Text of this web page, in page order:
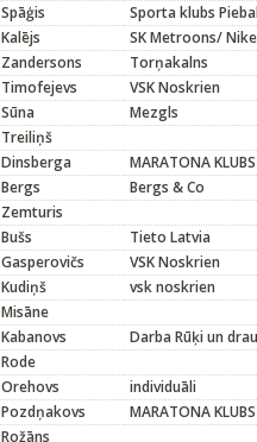
Spāģis
Sporta klubs
Kalējs
SK Metroons/
Zandersons
Torņakalns
Timofejevs
VSK Noskrien
Sūna
Mezgls
Treiliņš
Dinsberga
MARATONA KLUBS
Bergs
Bergs & Co
Zemturis
Bušs
Tieto Latvia
Gasperovičs
VSK Noskrien
Kudiņš
vsk noskrien
Misāne
Kabanovs
Darba Rūķi un
Rode
Orehovs
individuāli
Pozdņakovs
MARATONA KLUBS
Rožāns